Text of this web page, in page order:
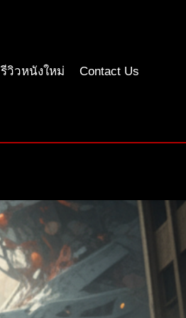
รีวิวหนังใหม่ Contact Us